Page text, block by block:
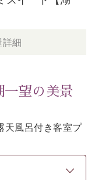
細
一望の美景
天風呂付き客室プ
かれながら、眼下